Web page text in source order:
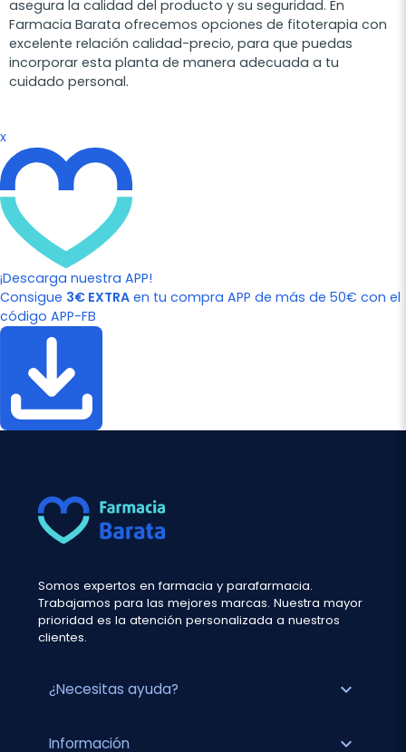
asegura la calidad del producto y su seguridad. En
Farmacia Barata ofrecemos opciones de fitoterapia con
excelente relación calidad-precio, para que puedas
incorporar esta planta de manera adecuada a tu
cuidado personal.
x
¡Descarga nuestra APP!
Consigue 3€ EXTRA en tu compra APP de más de 50€ con el
código APP-FB
Somos expertos en farmacia y parafarmacia.
Trabajamos para las mejores marcas. Nuestra mayor
prioridad es la atención personalizada a nuestros
clientes.
¿Necesitas ayuda? expand_more
Información expand_more